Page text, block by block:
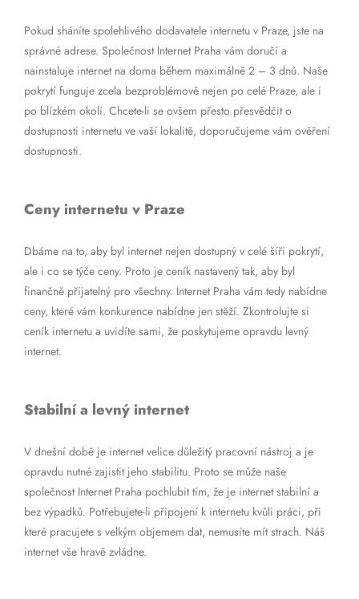
Pokud sháníte spolehlivého dodavatele internetu v Praze, jste na
správné adrese. Společnost Internet Praha vám doručí a
nainstaluje internet na doma během maximálně 2 – 3 dnů. Naše
pokrytí funguje zcela bezproblémově nejen po celé Praze, ale i
po blízkém okolí. Chcete-li se ovšem přesto přesvědčit o
dostupnosti internetu ve vaší lokalitě, doporučujeme vám ověření
dostupnosti.
Ceny internetu v Praze
Dbáme na to, aby byl internet nejen dostupný v celé šíři pokrytí,
ale i co se týče ceny. Proto je ceník nastavený tak, aby byl
finančně přijatelný pro všechny. Internet Praha vám tedy nabídne
ceny, které vám konkurence nabídne jen stěží. Zkontrolujte si
ceník internetu a uvidíte sami, že poskytujeme opravdu levný
internet.
Stabilní a levný internet
V dnešní době je internet velice důležitý pracovní nástroj a je
opravdu nutné zajistit jeho stabilitu. Proto se může naše
společnost Internet Praha pochlubit tím, že je internet stabilní a
bez výpadků. Potřebujete-li připojení k internetu kvůli práci, při
které pracujete s velkým objemem dat, nemusíte mít strach. Náš
internet vše hravě zvládne.